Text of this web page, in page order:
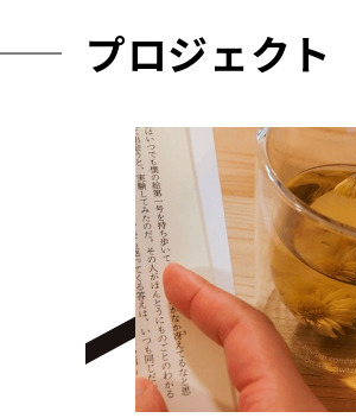
プロジェクト